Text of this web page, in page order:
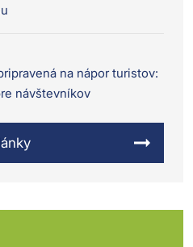
na nápor turistov:
návštevníkov